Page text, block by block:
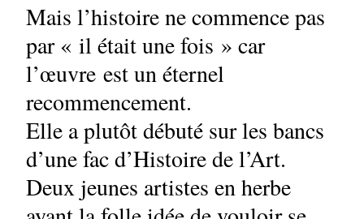
Mais l’histoire ne commence pas
par « il était une fois » car
l’œuvre est un éternel
recommencement.
Elle a plutôt débuté sur les bancs
d’une fac d’Histoire de l’Art.
Deux jeunes artistes en herbe